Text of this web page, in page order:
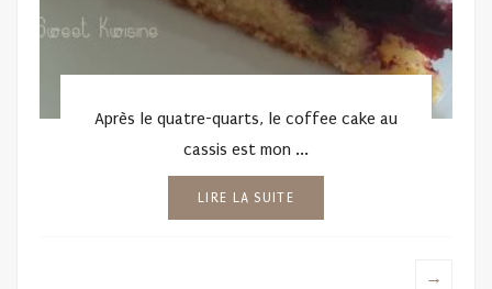
Après le quatre-quarts, le coffee cake au
cassis est mon ...
LIRE LA SUITE
→